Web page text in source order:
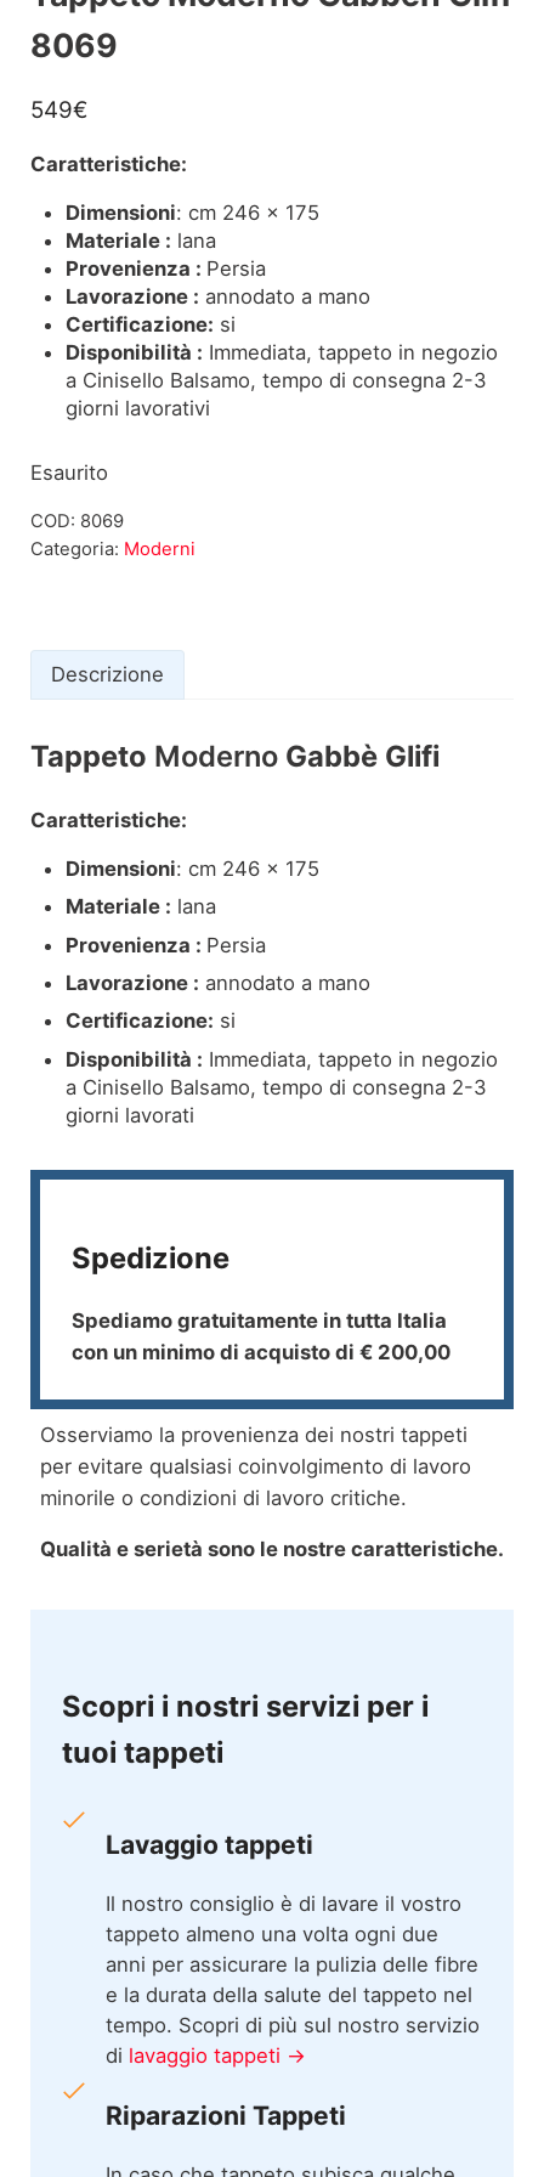
8069
549€
Caratteristiche:
Dimensioni: cm 246 x 175
Materiale : lana
Provenienza : Persia
Lavorazione : annodato a mano
Certificazione: si
Disponibilità : Immediata, tappeto in negozio
a Cinisello Balsamo, tempo di consegna 2-3
giorni lavorativi
Esaurito
COD: 8069
Categoria: Moderni
Descrizione
Descrizione
Tappeto ModernoGabbè Glifi
Caratteristiche:
Dimensioni: cm 246 x 175
Materiale : lana
Provenienza : Persia
Lavorazione : annodato a mano
Certificazione: si
Disponibilità : Immediata, tappeto in negozio
a Cinisello Balsamo, tempo di consegna 2-3
giorni lavorati
Spedizione
Spediamo gratuitamente in tutta Italia
con un minimo di acquisto di € 200,00
Osserviamo la provenienza dei nostri tappeti
per evitare qualsiasi coinvolgimento di lavoro
minorile o condizioni di lavoro critiche.
Qualità e serietà sono le nostre caratteristiche.
Scopri i nostri servizi per i
tuoi tappeti
Lavaggio tappeti
Il nostro consiglio è di lavare il vostro
tappeto almeno una volta ogni due
anni per assicurare la pulizia delle fibre
e la durata della salute del tappeto nel
tempo. Scopri di più sul nostro servizio
di lavaggio tappeti →
Riparazioni Tappeti